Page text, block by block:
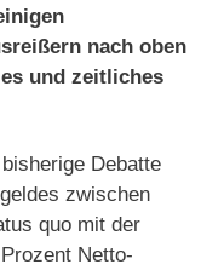
nach oben
und zeitliches
Debatte
zwischen
quo mit der
Netto-